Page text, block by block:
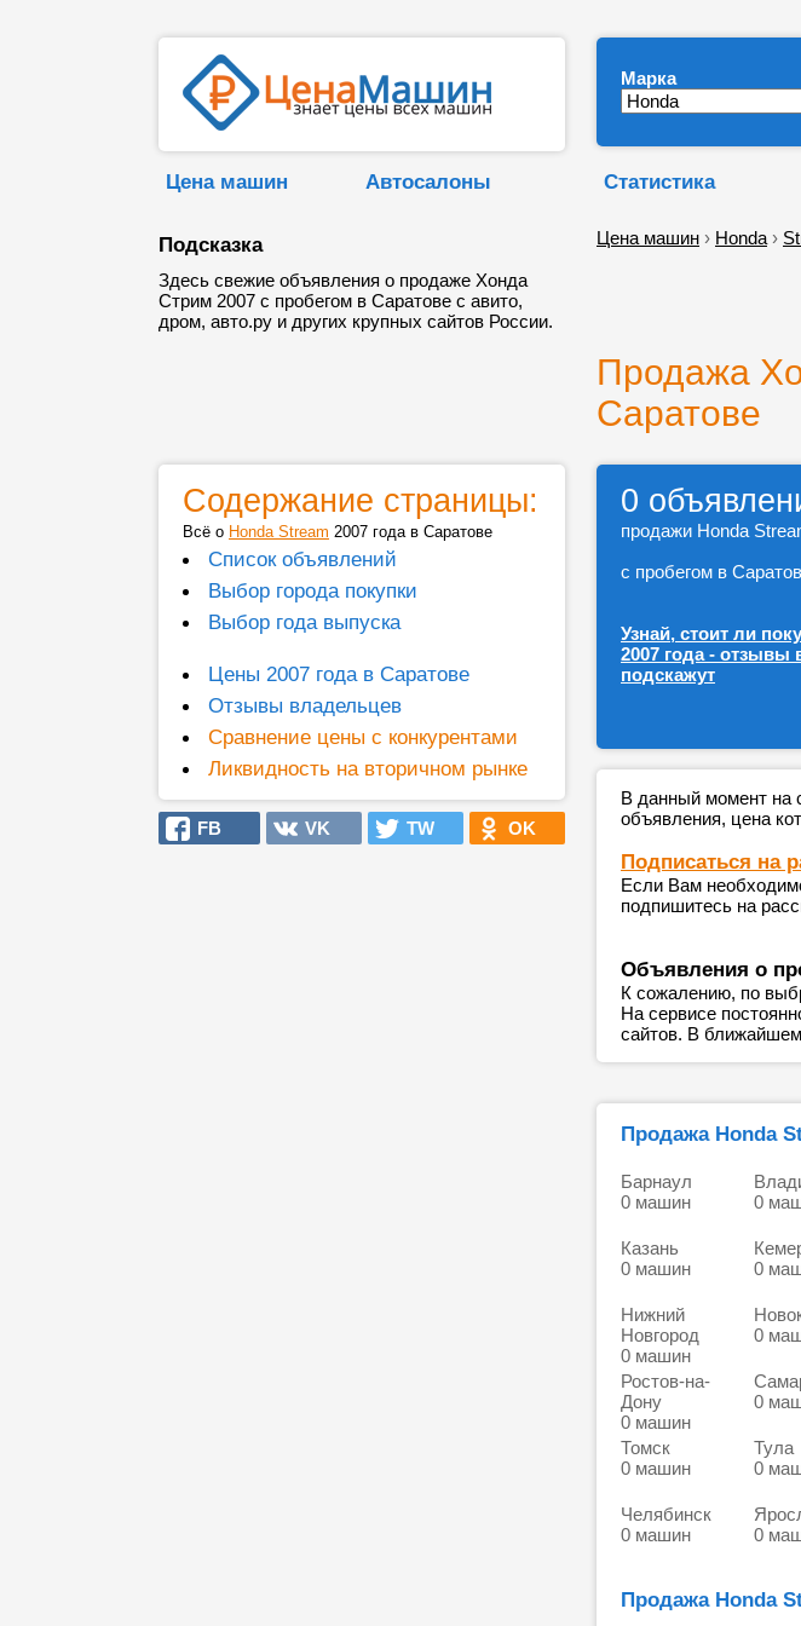
Марка
Цена машин Автосалоны Статистика
Подсказка
Здесь свежие объявления о продаже Хонда
Стрим 2007 с пробегом в Саратове с авито,
дром, авто.ру и других крупных сайтов России.
Цена машин › Honda ›
Продажа
Саратове
Содержание страницы:
Всё о Honda Stream 2007 года в Саратове
Список объявлений
Выбор города покупки
Выбор года выпуска
Цены 2007 года в Саратове
Отзывы владельцев
Сравнение цены с конкурентами
Ликвидность на вторичном рынке
FB VK TW OK
0
продажи Honda
с пробегом в
Узнай, стоит ли
2007 года - отзывы
подскажут
В данный момент на
объявления, цена
Подписаться на
Если Вам
подпишитесь на
Объявления о
К сожалению, по
На сервисе
сайтов. В
Продажа Honda
Барнаул
0 машин
0
Казань
0 машин
0
Нижний
Новгород
0 машин
0
Ростов-на-
Дону
0 машин
0
Томск
0 машин
Тула
0
Челябинск
0 машин
0
Продажа Honda